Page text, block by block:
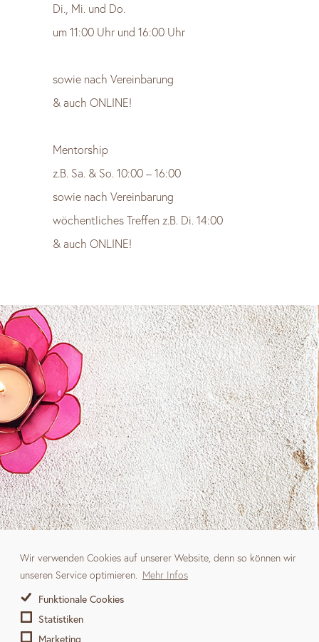
Wir verwenden Cookies auf unserer Website, denn so können wir
unseren Service optimieren. Mehr Infos
Funktionale Cookies
Statistiken
Marketing
Di., Mi. und Do.
um 11:00 Uhr und 16:00 Uhr
sowie nach Vereinbarung
& auch ONLINE!
Mentorship
z.B. Sa. & So. 10:00 – 16:00
sowie nach Vereinbarung
wöchentliches Treffen z.B. Di. 14:00
& auch ONLINE!